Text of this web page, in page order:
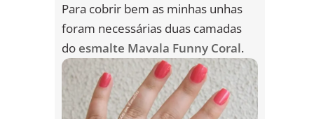
Para cobrir bem as minhas unhas
foram necessárias duas camadas
do esmalte Mavala Funny Coral.